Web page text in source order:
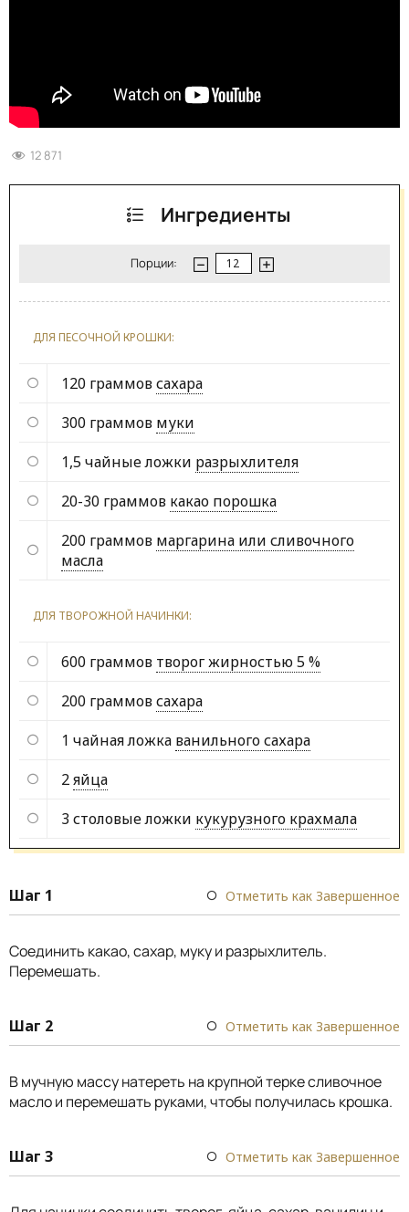
12 871
Ингредиенты
Порции:
ДЛЯ ПЕСОЧНОЙ КРОШКИ:
120 граммовсахара
300 граммов муки
1,5 чайные ложки разрыхлителя
20-30 граммов какао порошка
200 граммов маргарина или сливочного
масла
ДЛЯ ТВОРОЖНОЙ НАЧИНКИ:
600 граммов творог жирностью 5 %
200 граммовсахара
1 чайная ложка ванильного сахара
2яйца
3 столовые ложки кукурузного крахмала
Шаг 1 Отметить как Завершенное
Соединить какао, сахар, муку и разрыхлитель.
Перемешать.
Шаг 2 Отметить как Завершенное
В мучную массу натереть на крупной терке сливочное
масло и перемешать руками, чтобы получилась крошка.
Шаг 3 Отметить как Завершенное